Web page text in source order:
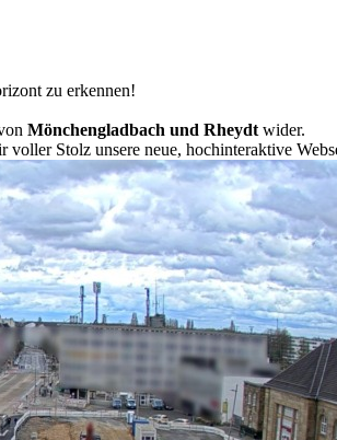
zu erkennen!
Mönchengladbach und Rheydt wider.
voller Stolz unsere neue, hochinteraktive